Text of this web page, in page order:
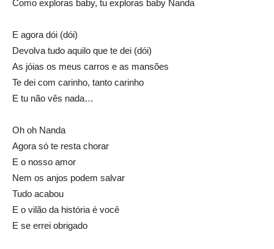
Como exploras baby, tu exploras baby Nanda
E agora dói (dói)
Devolva tudo aquilo que te dei (dói)
As jóias os meus carros e as mansões
Te dei com carinho, tanto carinho
E tu não vês nada…
Oh oh Nanda
Agora só te resta chorar
E o nosso amor
Nem os anjos podem salvar
Tudo acabou
E o vilão da história é você
E se errei obrigado